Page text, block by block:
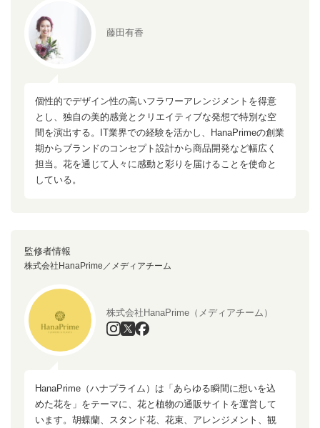
藤田有香
個性的でデザイン性の高いフラワーアレンジメントを得意
とし、独自の美的感覚とクリエイティブな発想で特別な空
間を演出する。IT業界での経験を活かし、HanaPrimeの創業
期からブランドのコンセプト設計から商品開発など幅広く
担当。花を通じて人々に感動と彩りを届けることを使命と
している。
監修者情報
株式会社HanaPrime／メディアチーム
株式会社HanaPrime（メディアチーム）
HanaPrime（ハナプライム）は「あらゆる瞬間に想いを込
めた花を」をテーマに、花と植物の通販サイトを運営して
います。胡蝶蘭、スタンド花、花束、アレンジメント、観